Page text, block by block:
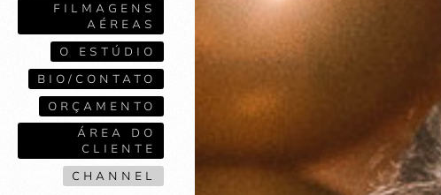
FILMAGENS
AÉREAS
O ESTÚDIO
BIO/CONTATO
ORÇAMENTO
ÁREA DO
CLIENTE
CHANNEL